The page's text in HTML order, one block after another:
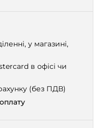
у магазині,
в офісі чи
(без ПДВ)
оплату